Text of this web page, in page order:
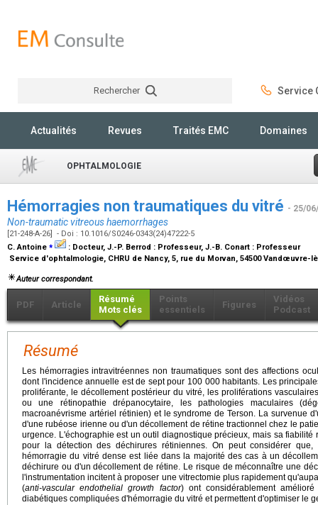
Rechercher Service
Actualités Revues Traités EMC Domaines
OPHTALMOLOGIE
Hémorragies non traumatiques du vitré - 25/
Non-traumatic vitreous haemorrhages
[21-248-A-26] - Doi : 10.1016/S0246-0343(24)47222-5
C. Antoine ⁎ : Docteur, J.-P. Berrod : Professeur, J.-B. Conart : Professeur
Service d'ophtalmologie, CHRU de Nancy, 5, rue du Morvan, 54500 Vandœuvre-
Auteur correspondant.
PDF Article
Résumé
Mots clés
Points
essentiels
Figures
Vidéos
Podcast
Résumé
Les hémorragies intravitréennes non traumatiques sont des affections
dont l'incidence annuelle est de sept pour 100 000 habitants. Les
proliférante, le décollement postérieur du vitré, les proliférations
ou une rétinopathie drépanocytaire, les pathologies maculaires
macroanévrisme artériel rétinien) et le syndrome de Terson. La survenue
d'une rubéose irienne ou d'un décollement de rétine tractionnel chez le
urgence. L'échographie est un outil diagnostique précieux, mais sa fiabilité
pour la détection des déchirures rétiniennes. On peut considérer
hémorragie du vitré dense est liée dans la majorité des cas à un
déchirure ou d'un décollement de rétine. Le risque de méconnaître une
l'instrumentation incitent à proposer une vitrectomie plus rapidement
(anti-vascular endothelial growth factor) ont considérablement
diabétiques compliquées d'hémorragie du vitré et permettent d'optimiser le